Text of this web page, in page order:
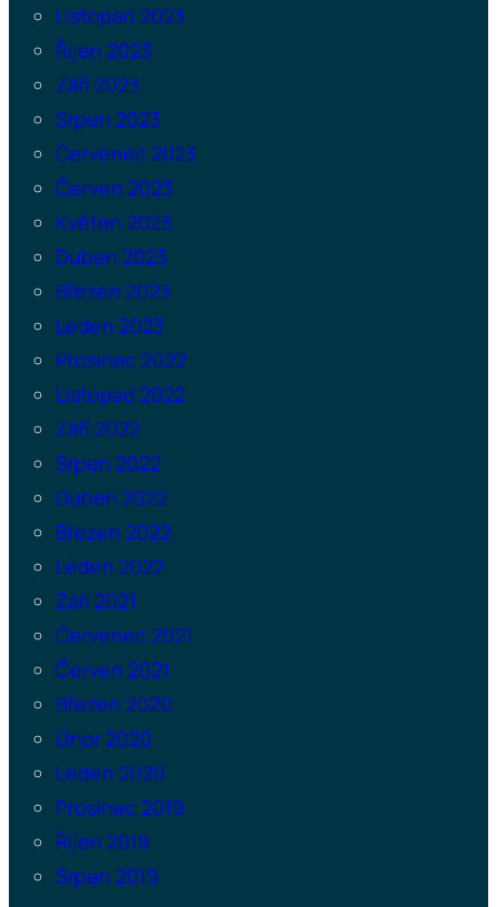
Listopad 2023
Říjen 2023
Září 2023
Srpen 2023
Červenec 2023
Červen 2023
Květen 2023
Duben 2023
Březen 2023
Leden 2023
Prosinec 2022
Listopad 2022
Září 2022
Srpen 2022
Duben 2022
Březen 2022
Leden 2022
Září 2021
Červenec 2021
Červen 2021
Březen 2020
Únor 2020
Leden 2020
Prosinec 2019
Říjen 2019
Srpen 2019